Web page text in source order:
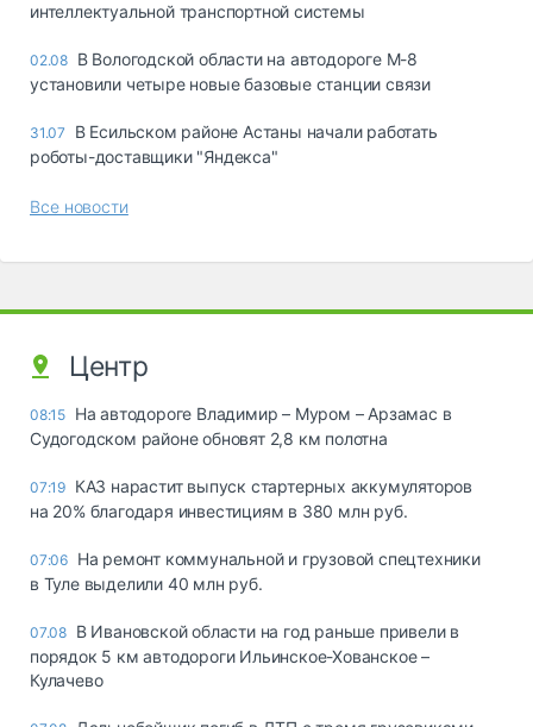
интеллектуальной транспортной системы
02.08 В Вологодской области на автодороге М-8
установили четыре новые базовые станции связи
31.07
В Есильском районе Астаны начали работать
роботы-доставщики "Яндекса"
Все новости
Центр
08:15 На автодороге Владимир – Муром – Арзамас в
Судогодском районе обновят 2,8 км полотна
07:19 КАЗ нарастит выпуск стартерных аккумуляторов
на 20% благодаря инвестициям в 380 млн руб.
07:06 На ремонт коммунальной и грузовой спецтехники
в Туле выделили 40 млн руб.
07.08 В Ивановской области на год раньше привели в
порядок 5 км автодороги Ильинское-Хованское –
Кулачево